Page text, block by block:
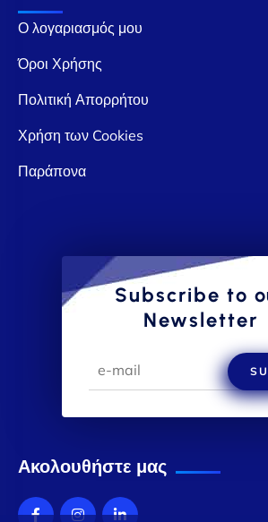
Ο λογαριασμός μου
Όροι Χρήσης
Πολιτική Απορρήτου
Χρήση των Cookies
Παράπονα
Subscribe to
Newsletter
Ακολουθήστε μας